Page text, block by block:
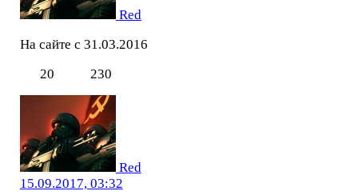
Red
На сайте с 31.03.2016
20
230
Red
15.09.2017, 03:32